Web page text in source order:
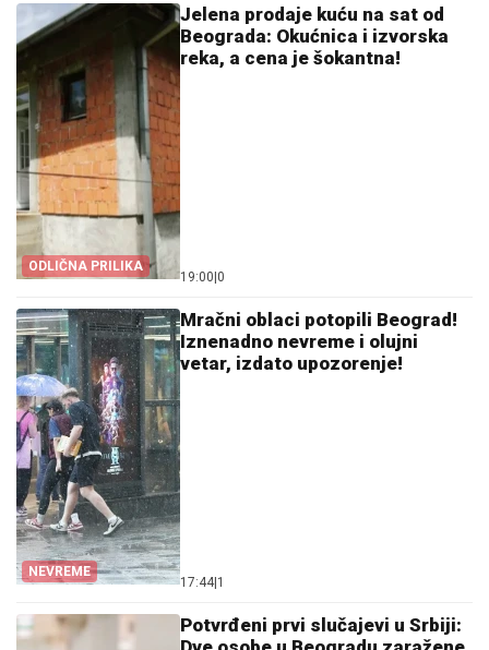
ODLIČNA PRILIKA
Jelena prodaje kuću na sat od
Beograda: Okućnica i izvorska
reka, a cena je šokantna!
19:00 0
NEVREME
Mračni oblaci potopili Beograd!
Iznenadno nevreme i olujni
vetar, izdato upozorenje!
17:44 1
Potvrđeni prvi slučajevi u Srbiji: